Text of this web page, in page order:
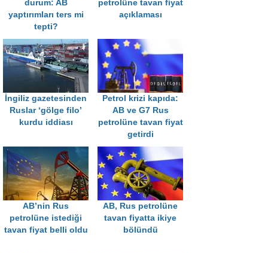
durum: AB
yaptırımları ters mi
tepti?
petrolüne tavan fiyat
açıklaması
İngiliz gazetesinden
Ruslar ‘gölge filo’
kurdu iddiası
Petrol krizi kapıda:
AB ve G7 Rus
petrolüne tavan fiyat
getirdi
AB’nin Rus
petrolüne istediği
tavan fiyat belli oldu
AB, Rus petrolüne
tavan fiyatta ikiye
bölündü